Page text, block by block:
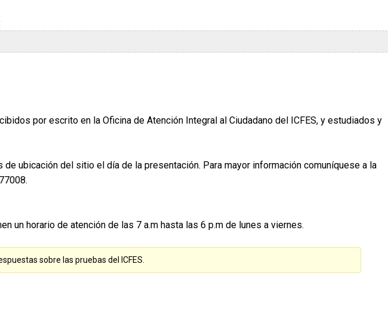
por escrito en la Oficina de Atención Integral al Ciudadano del ICFES, y estudiados y
ubicación del sitio el día de la presentación. Para mayor información comuníquese a la
un horario de atención de las 7 a.m hasta las 6 p.m de lunes a viernes.
sobre las pruebas del ICFES.